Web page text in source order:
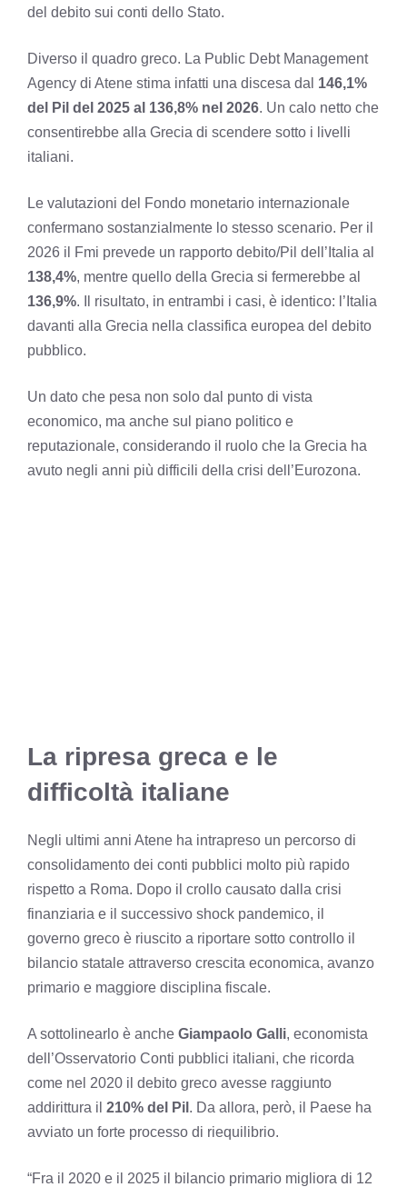
del debito sui conti dello Stato.
Diverso il quadro greco. La Public Debt Management
Agency di Atene stima infatti una discesa dal 146,1%
del Pil del 2025 al 136,8% nel 2026. Un calo netto che
consentirebbe alla Grecia di scendere sotto i livelli
italiani.
Le valutazioni del Fondo monetario internazionale
confermano sostanzialmente lo stesso scenario. Per il
2026 il Fmi prevede un rapporto debito/Pil dell’Italia al
138,4%, mentre quello della Grecia si fermerebbe al
136,9%. Il risultato, in entrambi i casi, è identico: l’Italia
davanti alla Grecia nella classifica europea del debito
pubblico.
Un dato che pesa non solo dal punto di vista
economico, ma anche sul piano politico e
reputazionale, considerando il ruolo che la Grecia ha
avuto negli anni più difficili della crisi dell’Eurozona.
La ripresa greca e le
difficoltà italiane
Negli ultimi anni Atene ha intrapreso un percorso di
consolidamento dei conti pubblici molto più rapido
rispetto a Roma. Dopo il crollo causato dalla crisi
finanziaria e il successivo shock pandemico, il
governo greco è riuscito a riportare sotto controllo il
bilancio statale attraverso crescita economica, avanzo
primario e maggiore disciplina fiscale.
A sottolinearlo è anche Giampaolo Galli, economista
dell’Osservatorio Conti pubblici italiani, che ricorda
come nel 2020 il debito greco avesse raggiunto
addirittura il 210% del Pil . Da allora, però, il Paese ha
avviato un forte processo di riequilibrio.
“Fra il 2020 e il 2025 il bilancio primario migliora di 12